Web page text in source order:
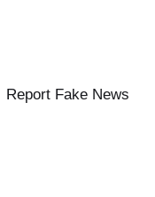
Report Fake News